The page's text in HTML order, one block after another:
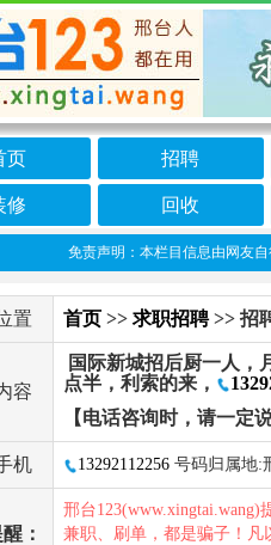
页 招聘
修 回收
免责声明：本栏目信息由网友自
置 首页 >> 求职招聘>> 招
容
国际新城招后厨一人，
点半，利索的来，
【电话咨询时，请一定
机 13292112256 号码归属地:
：
邢台123(www.xingtai.wang)
兼职、刷单，都是骗子！凡